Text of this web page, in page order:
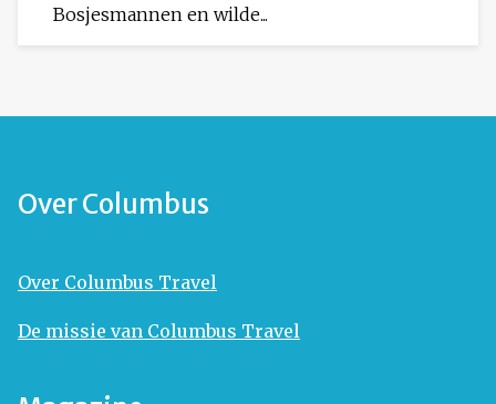
Bosjesmannen en wilde...
Over Columbus
Over Columbus Travel
De missie van Columbus Travel